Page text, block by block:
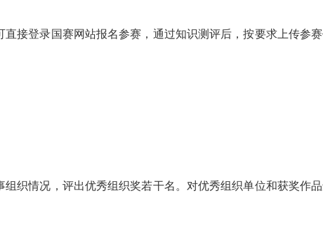
登录国赛网站报名参赛，通过知识测评后，按要求上传参
情况，评出优秀组织奖若干名。对优秀组织单位和获奖作